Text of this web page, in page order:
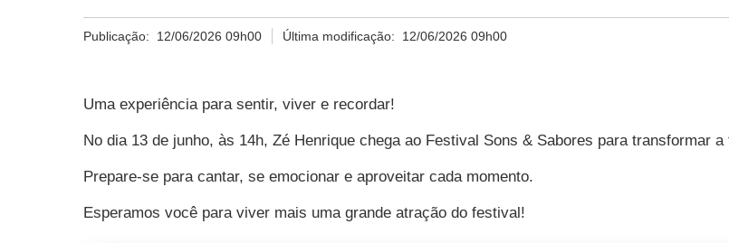
Publicação: 12/06/2026 09h00 Última modificação: 12/06/2026 09h00
Uma experiência para sentir, viver e recordar!
No dia 13 de junho, às 14h, Zé Henrique chega ao Festival Sons & Sabores para transformar
Prepare-se para cantar, se emocionar e aproveitar cada momento.
Esperamos você para viver mais uma grande atração do festival!